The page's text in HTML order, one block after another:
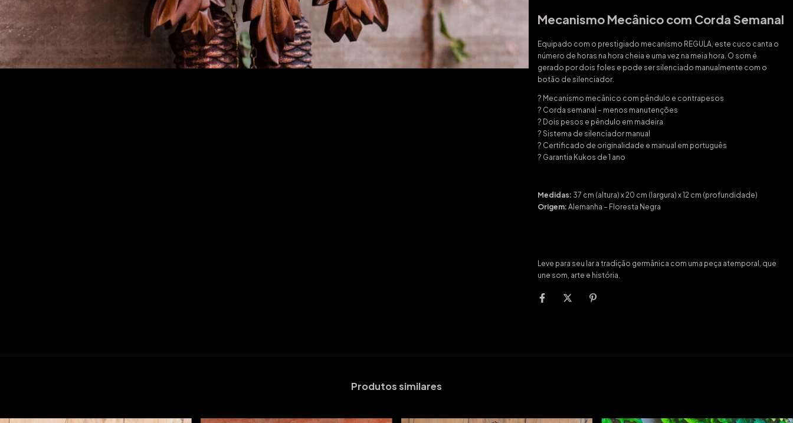
Mecanismo Mecânico com Corda Semanal
Equipado com o prestigiado mecanismo REGULA, este cuco canta o
número de horas na hora cheia e uma vez na meia hora. O som é
gerado por dois foles e pode ser silenciado manualmente com o
botão de silenciador.
? Mecanismo mecânico com pêndulo e contrapesos
? Corda semanal – menos manutenções
? Dois pesos e pêndulo em madeira
? Sistema de silenciador manual
? Certificado de originalidade e manual em português
? Garantia Kukos de 1 ano
Medidas: 37 cm (altura) x 20 cm (largura) x 12 cm (profundidade)
Origem: Alemanha – Floresta Negra
Leve para seu lar a tradição germânica com uma peça atemporal, que
une som, arte e história.
Produtos similares